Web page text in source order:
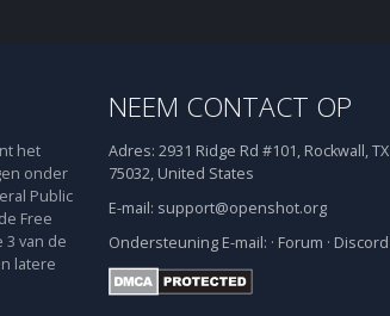
het
onder
Public
Free
3 van de
latere
NEEM CONTACT OP
Adres: 2931 Ridge Rd #101, Rockwall, TX
75032, United States
E-mail: support@openshot.org
Ondersteuning E-mail: · Forum · Discord